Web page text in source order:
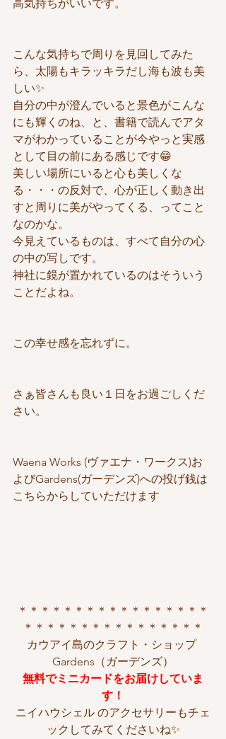
高気持ちがいいです。
こんな気持ちで周りを見回してみた
ら、太陽もキラッキラだし海も波も美
しい✨
自分の中が澄んでいると景色がこんな
にも輝くのね、と、書籍で読んでアタ
マがわかっていることが今やっと実感
として目の前にある感じです😁
美しい場所にいると心も美しくな
る・・・の反対で、心が正しく動き出
すと周りに美がやってくる、ってこと
なのかな。
今見えているものは、すべて自分の心
の中の写しです。
神社に鏡が置かれているのはそういう
ことだよね。
この幸せ感を忘れずに。
さぁ皆さんも良い１日をお過ごしくだ
さい。
Waena Works (ヴァエナ・ワークス)お
よびGardens(ガーデンズ)への投げ銭は
こちらからしていただけます
＊＊＊＊＊＊＊＊＊＊＊＊＊＊＊＊＊
＊＊＊＊＊＊＊＊＊＊＊＊＊＊＊＊
カウアイ島のクラフト・ショップ
Gardens（ガーデンズ）
無料でミニカードをお届けしていま
す！
ニイハウシェル のアクセサリーもチェ
ックしてみてくださいね✨